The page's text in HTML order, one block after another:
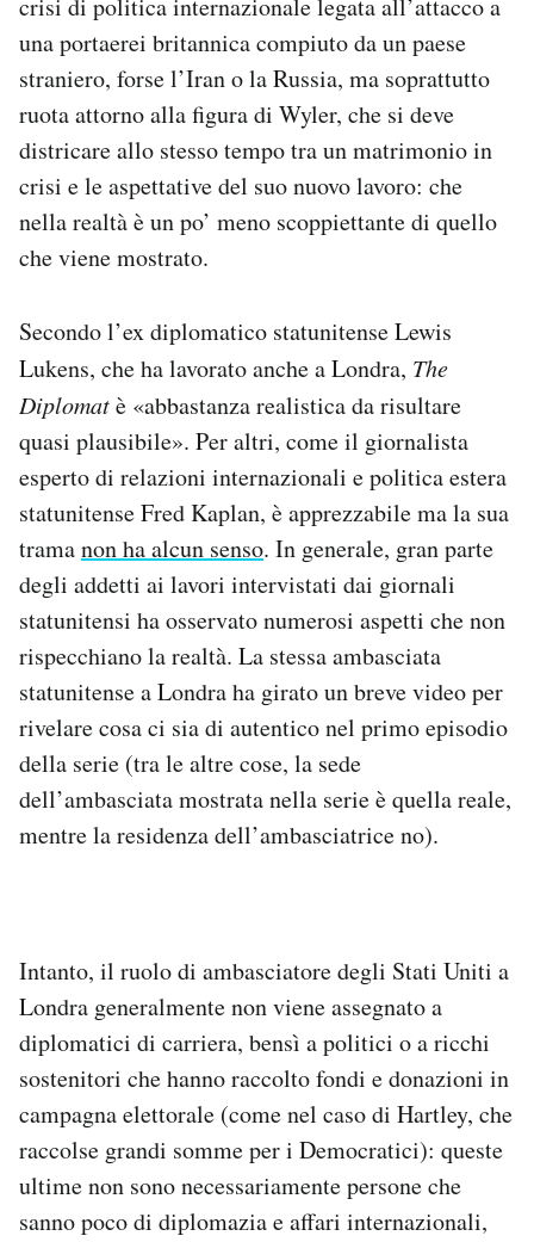
crisi di politica internazionale legata all’attacco a
una portaerei britannica compiuto da un paese
straniero, forse l’Iran o la Russia, ma soprattutto
ruota attorno alla figura di Wyler, che si deve
districare allo stesso tempo tra un matrimonio in
crisi e le aspettative del suo nuovo lavoro: che
nella realtà è un po’ meno scoppiettante di quello
che viene mostrato.
Secondo l’ex diplomatico statunitense Lewis
Lukens, che ha lavorato anche a Londra, The
Diplomatè «abbastanza realistica da risultare
quasi plausibile». Per altri, come il giornalista
esperto di relazioni internazionali e politica estera
statunitense Fred Kaplan, è apprezzabile ma la sua
tramanon ha alcun senso. In generale, gran parte
degli addetti ai lavori intervistati dai giornali
statunitensi ha osservato numerosi aspetti che non
rispecchiano la realtà. La stessa ambasciata
statunitense a Londra ha girato un breve video per
rivelare cosa ci sia di autentico nel primo episodio
della serie (tra le altre cose, la sede
dell’ambasciata mostrata nella serie è quella reale,
mentre la residenza dell’ambasciatrice no).
Intanto, il ruolo di ambasciatore degli Stati Uniti a
Londra generalmente non viene assegnato a
diplomatici di carriera, bensì a politici o a ricchi
sostenitori che hanno raccolto fondi e donazioni in
campagna elettorale (come nel caso di Hartley, che
raccolse grandi somme per i Democratici): queste
ultime non sono necessariamente persone che
sanno poco di diplomazia e affari internazionali,